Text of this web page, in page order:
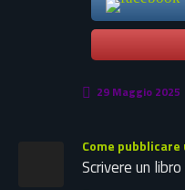
29 Maggio 2025